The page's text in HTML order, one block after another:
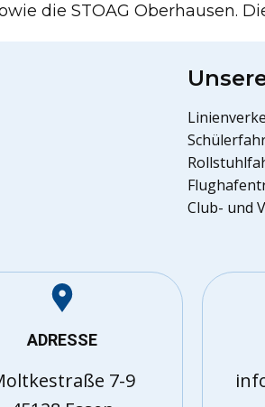
die STOAG Oberhausen.
Club- und
ADRESSE
7-9